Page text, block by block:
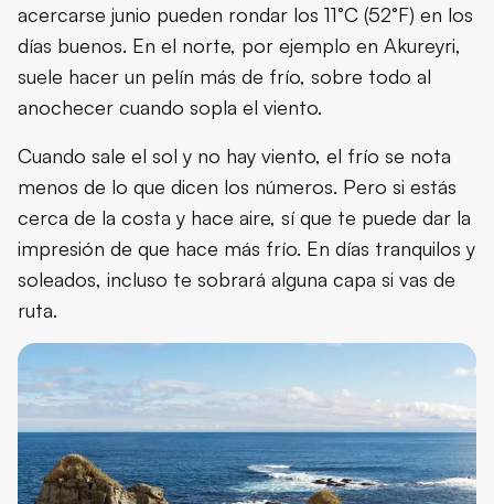
acercarse junio pueden rondar los 11°C (52°F) en los
días buenos. En el norte, por ejemplo en Akureyri,
suele hacer un pelín más de frío, sobre todo al
anochecer cuando sopla el viento.
Cuando sale el sol y no hay viento, el frío se nota
menos de lo que dicen los números. Pero si estás
cerca de la costa y hace aire, sí que te puede dar la
impresión de que hace más frío. En días tranquilos y
soleados, incluso te sobrará alguna capa si vas de
ruta.